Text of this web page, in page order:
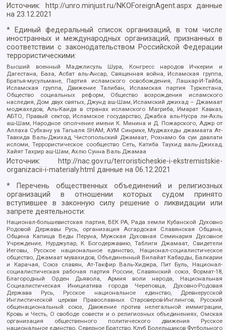
Источник: http://unro.minjust.ru/NKOForeignAgent.aspxданные
на23.12.2021
* Единый федеральный список организаций, в том числе
иностранных и международных организаций, признанных в
соответствии с законодательством Российской Федерации
террористическими:
Высший военный Маджлисуль Шура, Конгресс народов Ичкерии и
Дагестана, База, Асбат аль-Ансар, Священная война, Исламская группа,
Братья-мусульмане, Партия исламского освобождения, Лашкар-И-Тайба,
Исламская группа, Движение Талибан, Исламская партия Туркестана,
Общество социальных реформ, Общество возрождения исламского
наследия, Дом двух святых, Джунд аш-Шам, Исламский джихад – Джамаат
моджахедов, Аль-Каида в странах исламского Магриба, Имарат Кавказ,
АБТО, Правый сектор, Исламское государство, Джабха аль-Нусра ли-Ахль
аш-Шам, Народное ополчение имени К. Минина и Д. Пожарского, Аджр от
Аллаха Субхану уа Тагьаля SHAM, АУМ Синрике, Муджахеды джамаата Ат-
Тавхида Валь-Джихад, Чистопольский Джамаат, Рохнамо ба суи давлати
исломи, Террористическое сообщество Сеть, Катиба Таухид валь-Джихад,
Хайят Тахрир аш-Шам, Ахлю Сунна Валь Джамаа
Источник:
http://nac.gov.ru/terroristicheskie-i-ekstremistskie-
organizacii-i-materialy.html данные на06.12.2021
* Перечень общественных объединений и религиозных
организаций в отношении которых судом принято
вступившее в законную силу решение о ликвидации или
запрете деятельности:
Национал-большевистская партия, ВЕК РА, Рада земли Кубанской Духовно
Родовой Державы Русь, организация Асгардская Славянская Община,
Община Капища Веды Перуна, Мужская Духовная Семинария Духовное
Учреждение, Нурджулар, К Богодержавию, Таблиги Джамаат, Свидетели
Иеговы, Русское национальное единство, Национал-социалистическое
общество, Джамаат мувахидов, Объединенный Вилайат Кабарды, Балкарии
и Карачая, Союз славян, Ат-Такфир Валь-Хиджра, Пит Буль, Национал-
социалистическая рабочая партия России, Славянский союз, Формат-18,
Благородный Орден Дьявола, Армия воли народа, Национальная
Социалистическая Инициатива города Череповца, Духовно-Родовая
Держава Русь, Русское национальное единство, Древнерусской
Инглистической церкви Православных Староверов-Инглингов, Русский
общенациональный союз, Движение против нелегальной иммиграции,
Кровь и Честь, О свободе совести и о религиозных объединениях, Омская
организация общественного политического движения Русское
национальное единство, Северное Братство, Клуб Болельщиков Футбольного